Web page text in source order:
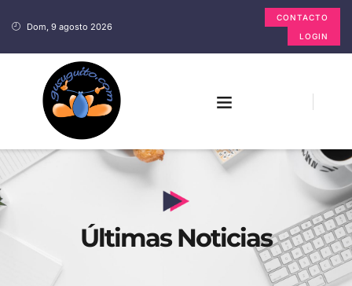
Dom, 9 agosto 2026
CONTACTO
LOGIN
Últimas Noticias